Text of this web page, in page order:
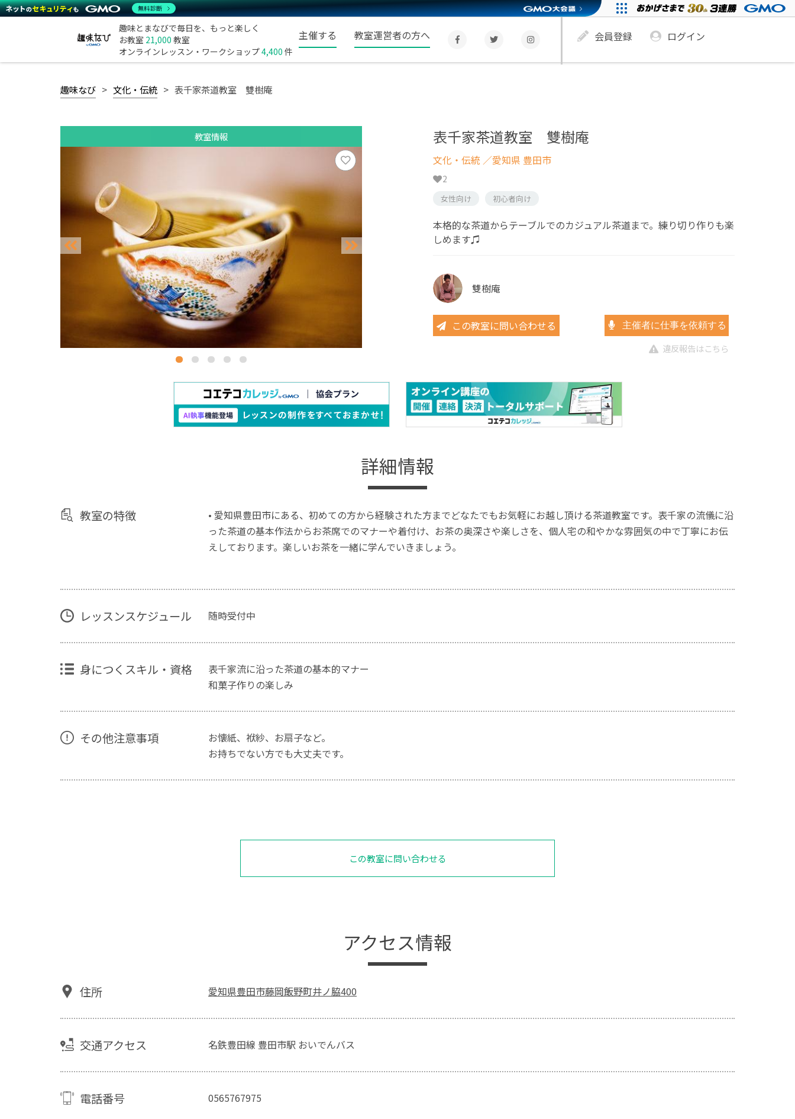
趣味とまなびで毎日を、もっと楽しく
お教室 21,000 教室
オンラインレッスン・ワークショップ4,400 件
主催する 教室運営者の方へ 会員登録 ログイン
趣味なび 文化・伝統 表千家茶道教室 雙樹庵
教室情報 表千家茶道教室 雙樹庵
文化・伝統 ／愛知県 豊田市
2
女性向け 初心者向け
本格的な茶道からテーブルでのカジュアル茶道まで。練り切り作りも楽
しめます♫
雙樹庵
この教室に問い合わせる 主催者に仕事を依頼する
違反報告はこちら
詳細情報
教室の特徴
• 愛知県豊田市にある、初めての方から経験された方までどなたでもお気軽にお越し頂ける茶道教室です。表千家の流儀に沿
った茶道の基本作法からお茶席でのマナーや着付け、お茶の奥深さや楽しさを、個人宅の和やかな雰囲気の中で丁寧にお伝
えしております。楽しいお茶を一緒に学んでいきましょう。
レッスンスケジュール 随時受付中
身につくスキル・資格
表千家流に沿った茶道の基本的マナー
和菓子作りの楽しみ
その他注意事項
お懐紙、袱紗、お扇子など。
お持ちでない方でも大丈夫です。
この教室に問い合わせる
アクセス情報
住所 愛知県豊田市藤岡飯野町井ノ脇400
交通アクセス 名鉄豊田線 豊田市駅 おいでんバス
電話番号 0565767975
無料診断